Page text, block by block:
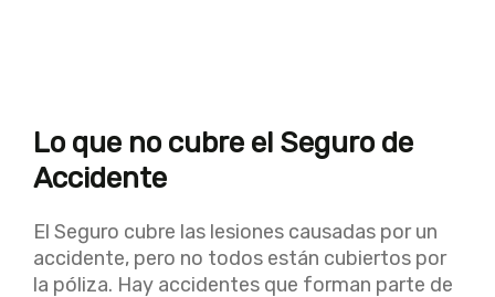
Lo que no cubre el Seguro de
Accidente
El Seguro cubre las lesiones causadas por un
accidente, pero no todos están cubiertos por
la póliza. Hay accidentes que forman parte de